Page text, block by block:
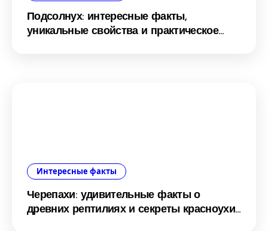
Подсолнух: интересные факты,
уникальные свойства и практическое
Интересные факты
Черепахи: удивительные факты о
древних рептилиях и секреты красноухих